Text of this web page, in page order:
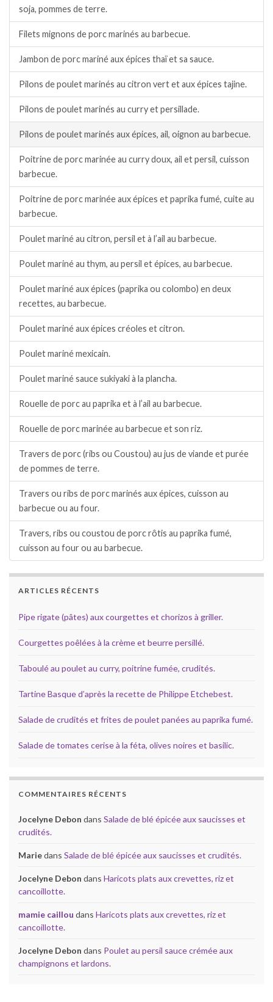
soja, pommes de terre.
Filets mignons de porc marinés au barbecue.
Jambon de porc mariné aux épices thaï et sa sauce.
Pilons de poulet marinés au citron vert et aux épices tajine.
Pilons de poulet marinés au curry et persillade.
Pilons de poulet marinés aux épices, ail, oignon au barbecue.
Poitrine de porc marinée au curry doux, ail et persil, cuisson
barbecue.
Poitrine de porc marinée aux épices et paprika fumé, cuite au
barbecue.
Poulet mariné au citron, persil et à l’ail au barbecue.
Poulet mariné au thym, au persil et épices, au barbecue.
Poulet mariné aux épices (paprika ou colombo) en deux
recettes, au barbecue.
Poulet mariné aux épices créoles et citron.
Poulet mariné mexicain.
Poulet mariné sauce sukiyaki à la plancha.
Rouelle de porc au paprika et à l’ail au barbecue.
Rouelle de porc marinée au barbecue et son riz.
Travers de porc (ribs ou Coustou) au jus de viande et purée
de pommes de terre.
Travers ou ribs de porc marinés aux épices, cuisson au
barbecue ou au four.
Travers, ribs ou coustou de porc rôtis au paprika fumé,
cuisson au four ou au barbecue.
ARTICLES RÉCENTS
Pipe rigate (pâtes) aux courgettes et chorizos à griller.
Courgettes poêlées à la crème et beurre persillé.
Taboulé au poulet au curry, poitrine fumée, crudités.
Tartine Basque d’après la recette de Philippe Etchebest.
Salade de crudités et frites de poulet panées au paprika fumé.
Salade de tomates cerise à la féta, olives noires et basilic.
COMMENTAIRES RÉCENTS
Jocelyne Debon dans Salade de blé épicée aux saucisses et
crudités.
Mariedans Salade de blé épicée aux saucisses et crudités.
Jocelyne Debon dans Haricots plats aux crevettes, riz et
cancoillotte.
mamie caillou dans Haricots plats aux crevettes, riz et
cancoillotte.
Jocelyne Debon dans Poulet au persil sauce crémée aux
champignons et lardons.